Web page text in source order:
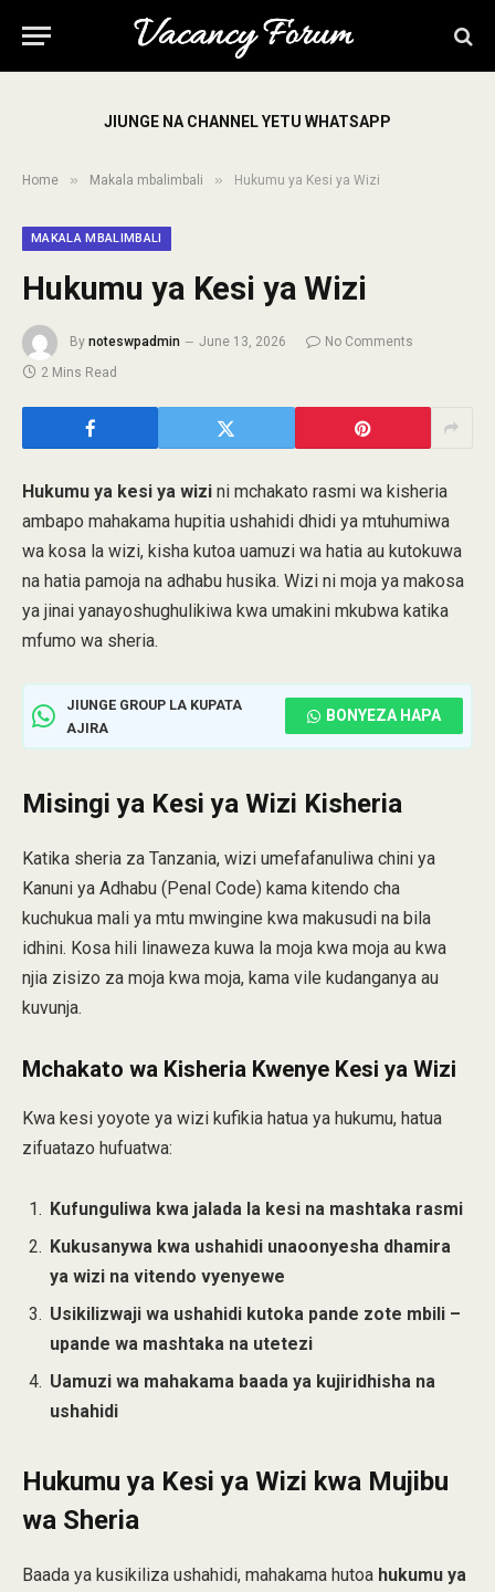
JIUNGE NA CHANNEL YETU WHATSAPP
Home » Makala mbalimbali » Hukumu ya Kesi ya Wizi
MAKALA MBALIMBALI
Hukumu ya Kesi ya Wizi
By noteswpadmin June 13, 2026
No Comments
2 Mins Read
Hukumu ya kesi ya wizi ni mchakato rasmi wa kisheria
ambapo mahakama hupitia ushahidi dhidi ya mtuhumiwa
wa kosa la wizi, kisha kutoa uamuzi wa hatia au kutokuwa
na hatia pamoja na adhabu husika. Wizi ni moja ya makosa
ya jinai yanayoshughulikiwa kwa umakini mkubwa katika
mfumo wa sheria.
JIUNGE GROUP LA KUPATA
AJIRA
BONYEZA HAPA
Misingi ya Kesi ya Wizi Kisheria
Katika sheria za Tanzania, wizi umefafanuliwa chini ya
Kanuni ya Adhabu (Penal Code) kama kitendo cha
kuchukua mali ya mtu mwingine kwa makusudi na bila
idhini. Kosa hili linaweza kuwa la moja kwa moja au kwa
njia zisizo za moja kwa moja, kama vile kudanganya au
kuvunja.
Mchakato wa Kisheria Kwenye Kesi ya Wizi
Kwa kesi yoyote ya wizi kufikia hatua ya hukumu, hatua
zifuatazo hufuatwa:
Kufunguliwa kwa jalada la kesi na mashtaka rasmi
Kukusanywa kwa ushahidi unaoonyesha dhamira
ya wizi na vitendo vyenyewe
Usikilizwaji wa ushahidi kutoka pande zote mbili –
upande wa mashtaka na utetezi
Uamuzi wa mahakama baada ya kujiridhisha na
ushahidi
Hukumu ya Kesi ya Wizi kwa Mujibu
wa Sheria
Baada ya kusikiliza ushahidi, mahakama hutoa hukumu ya